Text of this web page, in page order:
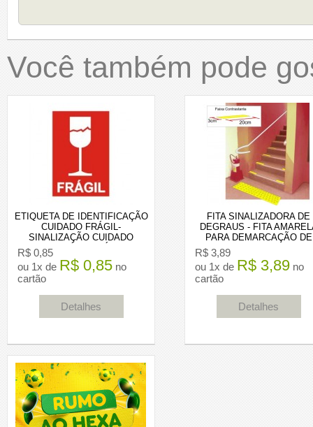
Você também pode
ETIQUETA DE IDENTIFICAÇÃO
CUIDADO FRÁGIL-
SINALIZAÇÃO CUIDADO
CONTEÚDO FRÁGIL
R$ 0,85
ou 1x de R$ 0,85 no
cartão
Detalhes
FITA SINALIZADORA DE
DEGRAUS - FITA
PARA DEMARCAÇÃO DE
R$ 3,89
ou 1x de R$ 3,89 no
cartão
Detalhes